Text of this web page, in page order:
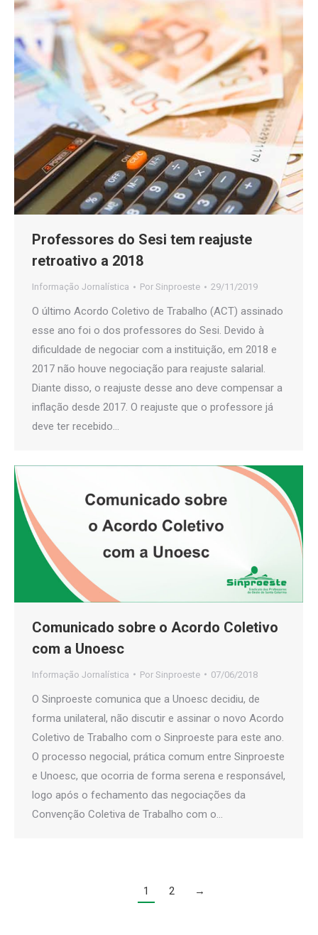
Professores do Sesi tem reajuste
retroativo a 2018
Informação Jornalística Por Sinproeste 29/11/2019
O último Acordo Coletivo de Trabalho (ACT) assinado
esse ano foi o dos professores do Sesi. Devido à
dificuldade de negociar com a instituição, em 2018 e
2017 não houve negociação para reajuste salarial.
Diante disso, o reajuste desse ano deve compensar a
inflação desde 2017. O reajuste que o professore já
deve ter recebido…
Comunicado sobre o Acordo Coletivo
com a Unoesc
Informação Jornalística Por Sinproeste 07/06/2018
O Sinproeste comunica que a Unoesc decidiu, de
forma unilateral, não discutir e assinar o novo Acordo
Coletivo de Trabalho com o Sinproeste para este ano.
O processo negocial, prática comum entre Sinproeste
e Unoesc, que ocorria de forma serena e responsável,
logo após o fechamento das negociações da
Convenção Coletiva de Trabalho com o…
1 2 →